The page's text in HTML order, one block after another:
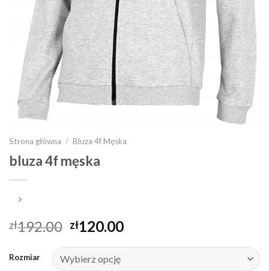
Strona główna / Bluza 4f Męska
bluza 4f męska
zł192.00 zł120.00
Rozmiar